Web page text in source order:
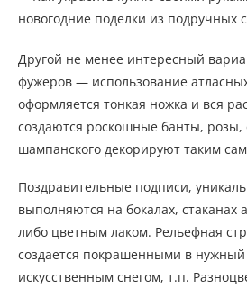
Другой не менее интересный
фужеров — использование
оформляется тонкая ножка и вся
создаются роскошные банты, розы,
шампанского декорируют таким
Поздравительные подписи,
выполняются на бокалах, стаканах
либо цветным лаком. Рельефная
создается покрашенными в нужный
искусственным снегом, т.п.